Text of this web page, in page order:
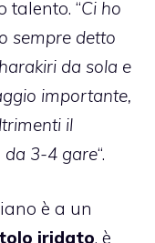
talento. “Ci ho
sempre detto
da sola e
importante,
il
da 3-4 gare“.
è a un
iridato, è